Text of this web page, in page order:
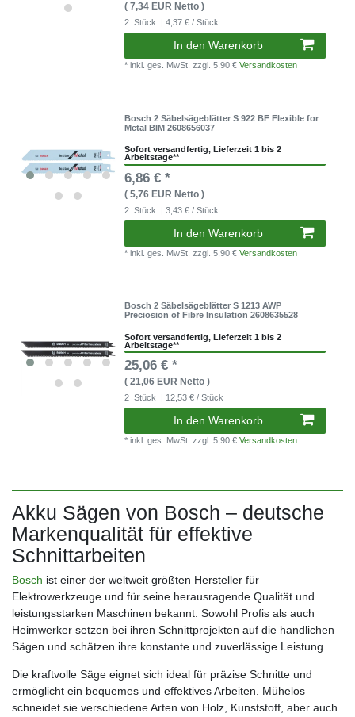
( 7,34 EUR Netto )
2 Stück | 4,37 € / Stück
In den Warenkorb
* inkl. ges. MwSt.zzgl. 5,90 €Versandkosten
Bosch 2 Säbelsägeblätter S 922 BF Flexible for
Metal BIM 2608656037
Sofort versandfertig, Lieferzeit 1 bis 2
Arbeitstage**
6,86 € *
( 5,76 EUR Netto )
2 Stück | 3,43 € / Stück
In den Warenkorb
* inkl. ges. MwSt.zzgl. 5,90 €Versandkosten
Bosch 2 Säbelsägeblätter S 1213 AWP
Preciosion of Fibre Insulation 2608635528
Sofort versandfertig, Lieferzeit 1 bis 2
Arbeitstage**
25,06 € *
( 21,06 EUR Netto )
2 Stück | 12,53 € / Stück
In den Warenkorb
* inkl. ges. MwSt.zzgl. 5,90 €Versandkosten
Akku Sägen von Bosch – deutsche
Markenqualität für effektive
Schnittarbeiten
Bosch ist einer der weltweit größten Hersteller für
Elektrowerkzeuge und für seine herausragende Qualität und
leistungsstarken Maschinen bekannt. Sowohl Profis als auch
Heimwerker setzen bei ihren Schnittprojekten auf die handlichen
Sägen und schätzen ihre konstante und zuverlässige Leistung.
Die kraftvolle Säge eignet sich ideal für präzise Schnitte und
ermöglicht ein bequemes und effektives Arbeiten. Mühelos
schneidet sie verschiedene Arten von Holz, Kunststoff, aber auch